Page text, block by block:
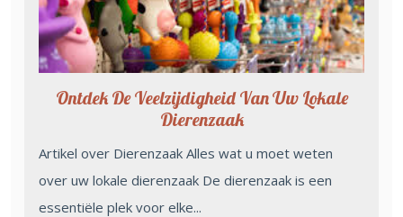
Ontdek De Veelzijdigheid Van Uw Lokale
Dierenzaak
Artikel over Dierenzaak Alles wat u moet weten
over uw lokale dierenzaak De dierenzaak is een
essentiële plek voor elke...